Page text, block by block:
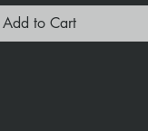
Add to Cart